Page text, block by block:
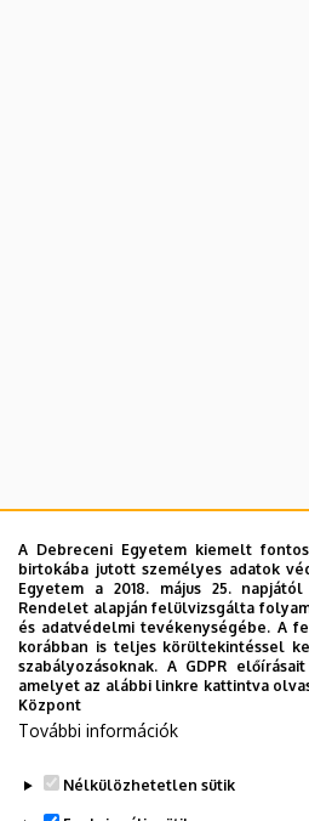
A Debreceni Egyetem kiemelt
birtokába jutott személyes adatok
Egyetem a 2018. május 25.
Rendelet alapján felülvizsgálta
és adatvédelmi tevékenységébe. A
korábban is teljes körültekintéssel
szabályozásoknak. A GDPR
amelyet az alábbi linkre kattintva
Központ
További információk
Nélkülözhetetlen sütik